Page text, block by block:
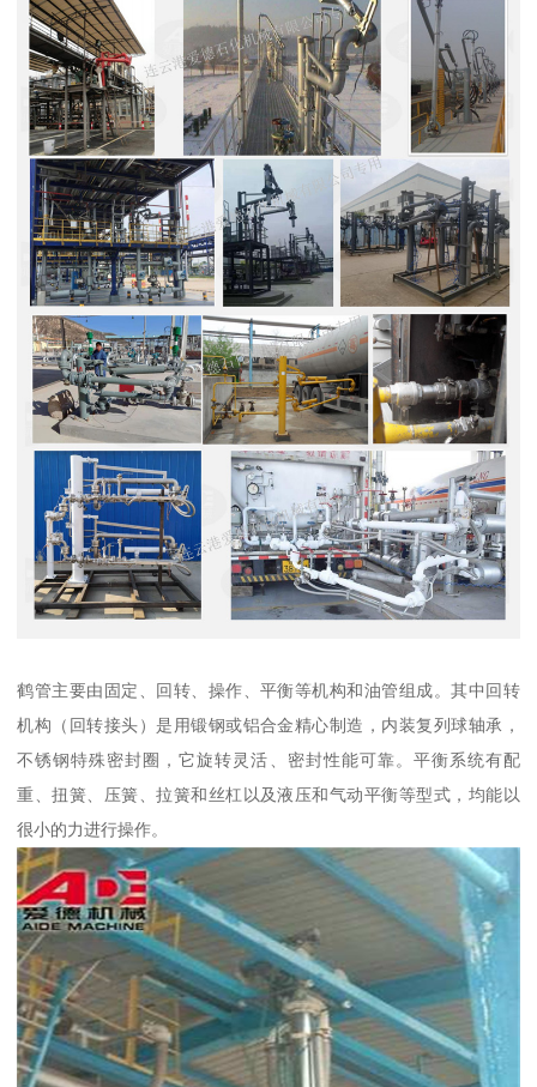
鹤管主要由固定、回转、操作、平衡等机构和油管组成。其中回转
机构（回转接头）是用锻钢或铝合金精心制造，内装复列球轴承，
不锈钢特殊密封圈，它旋转灵活、密封性能可靠。平衡系统有配
重、扭簧、压簧、拉簧和丝杠以及液压和气动平衡等型式，均能以
很小的力进行操作。